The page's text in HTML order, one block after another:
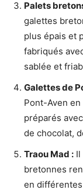
Palets
galettes
plus épais et
fabriqués
sablée et
Galettes de
Pont-Aven
préparés
de chocolat,
Traou Mad : Il
bretonnes
en